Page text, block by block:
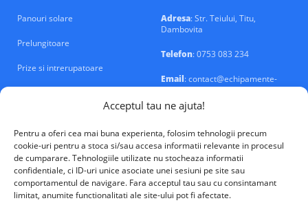
Acceptul tau ne ajuta!
Pentru a oferi cea mai buna experienta, folosim tehnologii precum
cookie-uri pentru a stoca si/sau accesa informatii relevante in procesul
de cumparare. Tehnologiile utilizate nu stocheaza informatii
confidentiale, ci ID-uri unice asociate unei sesiuni pe site sau
comportamentul de navigare. Fara acceptul tau sau cu consintamant
limitat, anumite functionalitati ale site-ului pot fi afectate.
Panouri solare
Prelungitoare
Prize si intrerupatoare
Adresa: Str. Teiului, Titu,
Dambovita
Telefon: 0753 083 234
Email: contact@echipamente-
electrice.ro
VALM Electrical Solutions © 2026